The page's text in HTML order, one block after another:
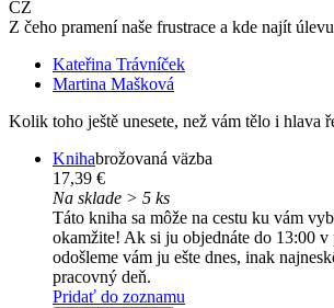
CZ
Z čeho pramení naše frustrace a kde najít úlevu
Kateřina Trávníček
Martina Mašková
Kolik toho ještě unesete, než vám tělo i hlava
Knihabrožovaná väzba
17,39 €
Na sklade > 5 ks
Táto kniha sa môže na cestu ku vám
okamžite! Ak si ju objednáte do 13:00 v
odošleme vám ju ešte dnes, inak
pracovný deň.
Pridať do zoznamu